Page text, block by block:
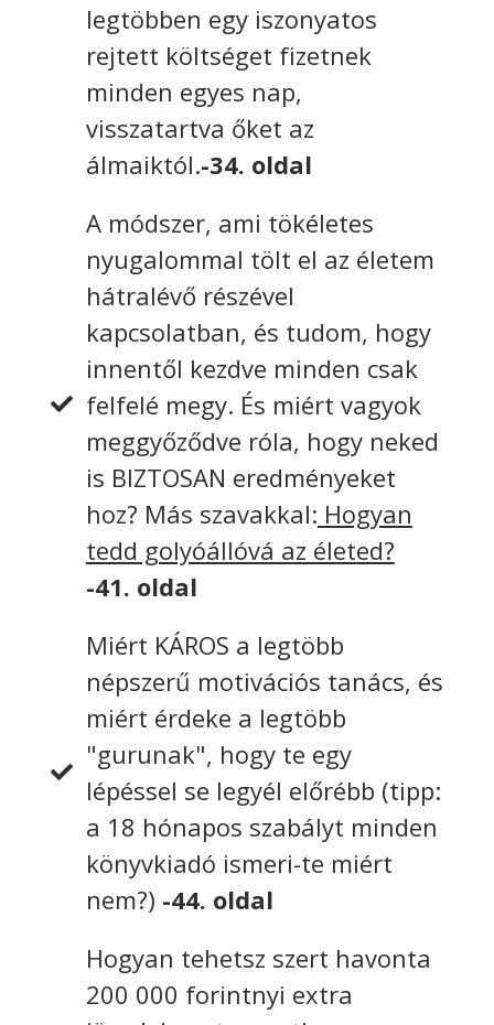
legtöbben egy iszonyatos
rejtett költséget fizetnek
minden egyes nap,
visszatartva őket az
álmaiktól.-34. oldal
A módszer, ami tökéletes
nyugalommal tölt el az életem
hátralévő részével
kapcsolatban, és tudom, hogy
innentől kezdve minden csak
felfelé megy. És miért vagyok
meggyőződve róla, hogy neked
is BIZTOSAN eredményeket
hoz? Más szavakkal: Hogyan
tedd golyóállóvá az életed?
-41. oldal
Miért KÁROS a legtöbb
népszerű motivációs tanács, és
miért érdeke a legtöbb
"gurunak", hogy te egy
lépéssel se legyél előrébb (tipp:
a 18 hónapos szabályt minden
könyvkiadó ismeri-te miért
nem?) -44. oldal
Hogyan tehetsz szert havonta
200 000 forintnyi extra